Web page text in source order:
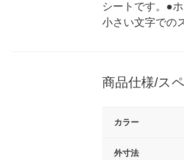
シートです。●
小さい文字での
商品仕様/ス
カラー
外寸法